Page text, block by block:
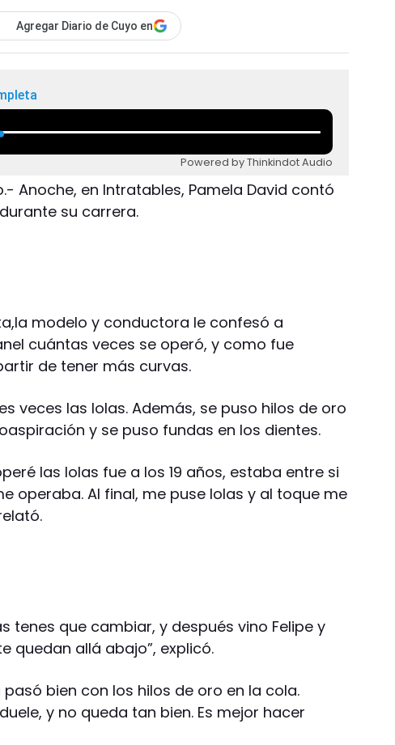
Agregar Diario de Cuyo en
Powered by Thinkindot Audio
Anoche, en Intratables, Pamela David contó
su carrera.
modelo y conductora le confesó a
cuántas veces se operó, y como fue
de tener más curvas.
veces las lolas. Además, se puso hilos de oro
y se puso fundas en los dientes.
las lolas fue a los 19 años, estaba entre si
operaba. Al final, me puse lolas y al toque me
tenes que cambiar, y después vino Felipe y
quedan allá abajo”, explicó.
bien con los hilos de oro en la cola.
y no queda tan bien. Es mejor hacer